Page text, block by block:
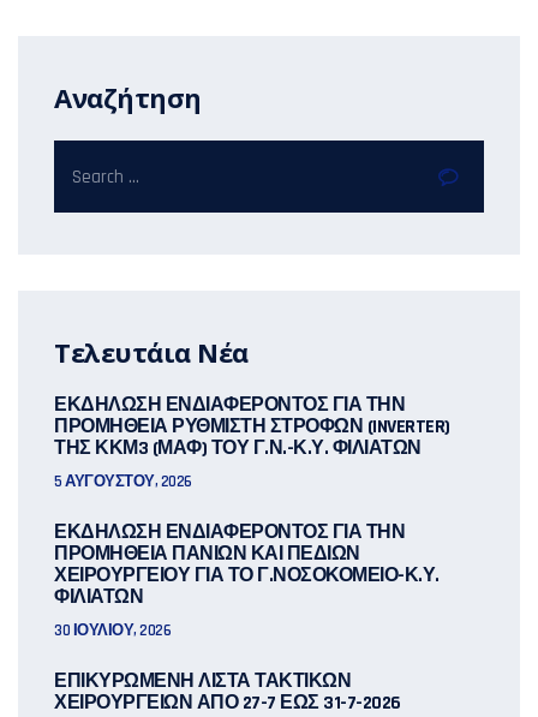
Αναζήτηση
Τελευτάια Νέα
ΕΚΔΗΛΩΣΗ ΕΝΔΙΑΦΕΡΟΝΤΟΣ ΓΙΑ ΤΗΝ
ΠΡΟΜΗΘΕΙΑ ΡΥΘΜΙΣΤΗ ΣΤΡΟΦΩΝ (INVERTER)
ΤΗΣ ΚΚΜ3 (ΜΑΦ) ΤΟΥ Γ.Ν.-Κ.Υ. ΦΙΛΙΑΤΩΝ
5 ΑΥΓΟΎΣΤΟΥ, 2026
ΕΚΔΗΛΩΣΗ ΕΝΔΙΑΦΕΡΟΝΤΟΣ ΓΙΑ ΤΗΝ
ΠΡΟΜΗΘΕΙΑ ΠΑΝΙΩΝ ΚΑΙ ΠΕΔΙΩΝ
ΧΕΙΡΟΥΡΓΕΙΟΥ ΓΙΑ ΤΟ Γ.ΝΟΣΟΚΟΜΕΙΟ-Κ.Υ.
ΦΙΛΙΑΤΩΝ
30 ΙΟΥΛΊΟΥ, 2026
ΕΠΙΚΥΡΩΜΕΝΗ ΛΙΣΤΑ ΤΑΚΤΙΚΩΝ
ΧΕΙΡΟΥΡΓΕΙΩΝ ΑΠΟ 27-7 ΕΩΣ 31-7-2026